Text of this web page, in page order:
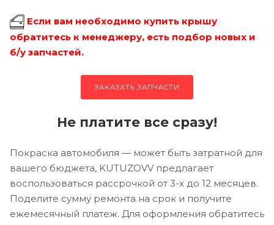
Если вам необходимо купить крышу
обратитесь к менеджеру, есть подбор новых и
б/у запчастей.
ЗАКАЗАТЬ ЗАПЧАСТИ
Не платите все сразу!
Покраска автомобиля — может быть затратной для
вашего бюджета, KUTUZOVV предлагает
воспользоваться рассрочкой от 3-х до 12 месяцев.
Поделите сумму ремонта на срок и получите
ежемесячный платеж. Для оформления обратитесь